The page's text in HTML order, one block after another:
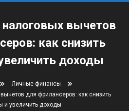
вычетов
как снизить
доходы
Личные финансы
для фрилансеров: как снизить
и увеличить доходы